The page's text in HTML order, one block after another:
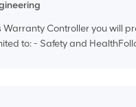
Warranty Controller you will
to: - Safety and